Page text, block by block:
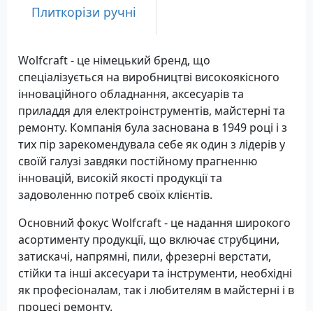
Плиткорізи ручні
Wolfcraft - це німецький бренд, що
спеціалізується на виробництві високоякісного
інноваційного обладнання, аксесуарів та
приладдя для електроінструментів, майстерні та
ремонту. Компанія була заснована в 1949 році і з
тих пір зарекомендувала себе як один з лідерів у
своїй галузі завдяки постійному прагненню
інновацій, високій якості продукції та
задоволенню потреб своїх клієнтів.
Основний фокус Wolfcraft - це надання широкого
асортименту продукції, що включає струбцини,
затискачі, напрямні, пили, фрезерні верстати,
стійки та інші аксесуари та інструменти, необхідні
як професіоналам, так і любителям в майстерні і в
процесі ремонту.